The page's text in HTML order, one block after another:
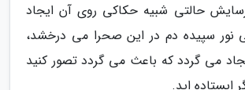
حالتی شبیه حکاکی روی آن ایجاد
سپیده دم در این صحرا می درخشد،
می گردد که باعث می گردد تصور کنید
ایستاده اید.